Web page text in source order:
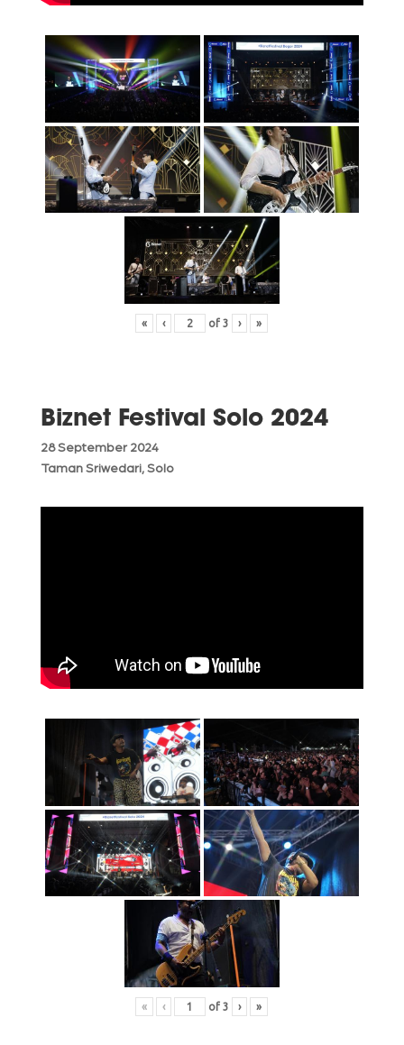
« ‹ of3 › »
Biznet Festival Solo 2024
28 September 2024
Taman Sriwedari, Solo
« ‹ of3 › »